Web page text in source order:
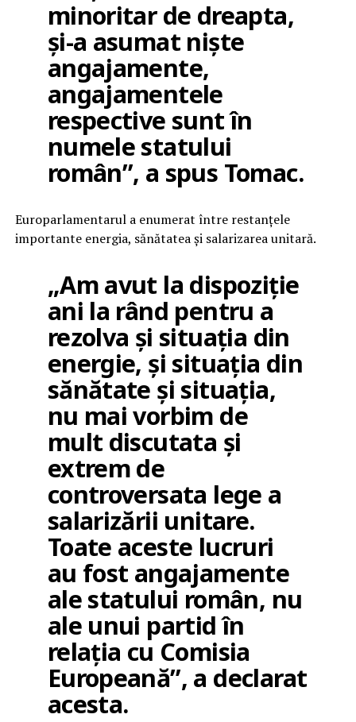
minoritar de dreapta,
și-a asumat niște
angajamente,
angajamentele
respective sunt în
numele statului
român”, a spus Tomac.
Europarlamentarul a enumerat între restanțele
importante energia, sănătatea și salarizarea unitară.
„Am avut la dispoziție
ani la rând pentru a
rezolva și situația din
energie, și situația din
sănătate și situația,
nu mai vorbim de
mult discutata și
extrem de
controversata lege a
salarizării unitare.
Toate aceste lucruri
au fost angajamente
ale statului român, nu
ale unui partid în
relația cu Comisia
Europeană”, a declarat
acesta.